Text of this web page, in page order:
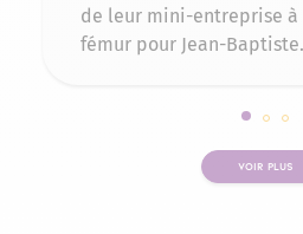
de leur mini-entreprise à
fémur pour Jean-Baptiste.
Slide 1
VOIR PLUS